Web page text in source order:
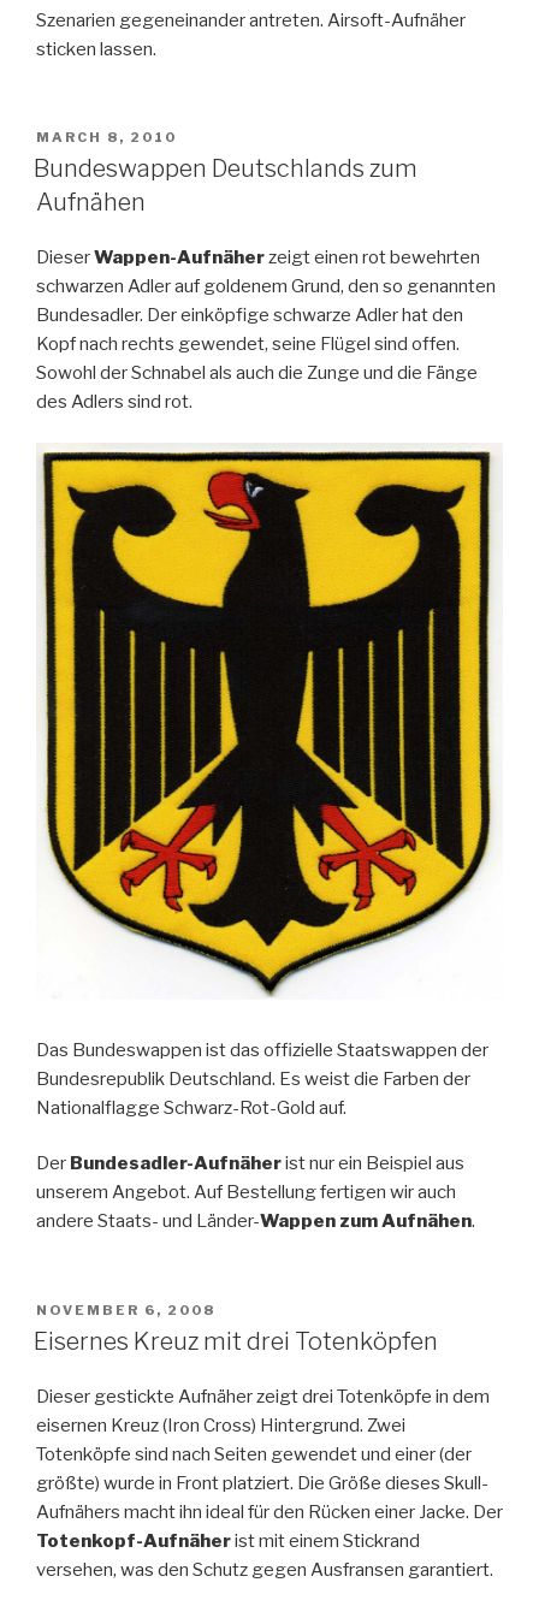
Szenarien gegeneinander antreten. Airsoft-Aufnäher
sticken lassen.
POSTED
ON
MARCH 8, 2010
Bundeswappen Deutschlands zum
Aufnähen
DieserWappen-Aufnäherzeigt einen rot bewehrten
schwarzen Adler auf goldenem Grund, den so genannten
Bundesadler. Der einköpfige schwarze Adler hat den
Kopf nach rechts gewendet, seine Flügel sind offen.
Sowohl der Schnabel als auch die Zunge und die Fänge
des Adlers sind rot.
Das Bundeswappen ist das offizielle Staatswappen der
Bundesrepublik Deutschland. Es weist die Farben der
Nationalflagge Schwarz-Rot-Gold auf.
Der Bundesadler-Aufnäherist nur ein Beispiel aus
unserem Angebot. Auf Bestellung fertigen wir auch
andere Staats- und Länder-Wappen zum Aufnähen.
POSTED
ON
NOVEMBER 6, 2008
Eisernes Kreuz mit drei Totenköpfen
Dieser gestickte Aufnäher zeigt drei Totenköpfe in dem
eisernen Kreuz (Iron Cross) Hintergrund. Zwei
Totenköpfe sind nach Seiten gewendet und einer (der
größte) wurde in Front platziert. Die Größe dieses Skull-
Aufnähers macht ihn ideal für den Rücken einer Jacke. Der
Totenkopf-Aufnäherist mit einem Stickrand
versehen, was den Schutz gegen Ausfransen garantiert.